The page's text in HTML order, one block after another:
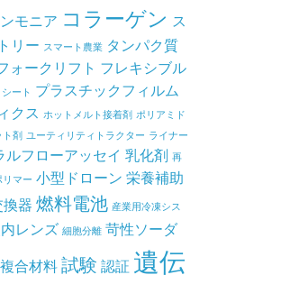
モニア コラーゲン ス
リー スマート農業 タンパク質
ォークリフト フレキシブル
ート プラスチックフィルム
クス ホットメルト接着剤 ポリアミド
ト剤 ユーティリティトラクター ライナー
ルフローアッセイ 乳化剤 再
マー 小型ドローン 栄養補助
器 燃料電池 産業用冷凍シス
レンズ 細胞分離 苛性ソーダ
複合材料試験 認証 遺伝